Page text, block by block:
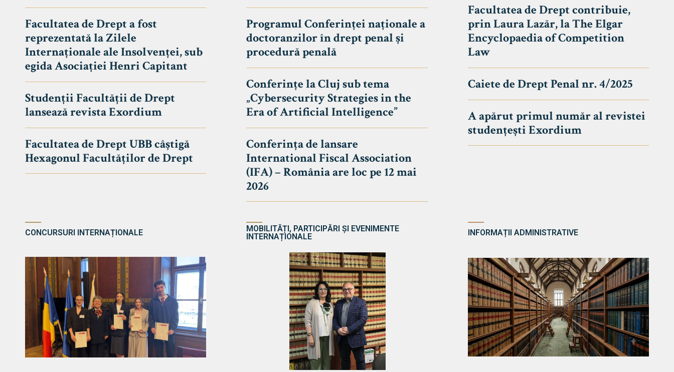
UNIVERSITATEA BABEȘ - BOLYAI
FACULTATEA
DE DREPT
Avizier Studenți
Studii
Admitere
Erasmus & Internațional
Știri
Echipa Facultății
Bibliotecă & Reviste
Facultatea de Drept a fost
reprezentată la Zilele
Internaționale ale Insolvenței, sub
egida Asociației Henri Capitant
Studenții Facultății de Drept
lansează revista Exordium
Facultatea de Drept UBB câștigă
Hexagonul Facultăților de Drept
Programul Conferinței naționale a
doctoranzilor în drept penal și
procedură penală
Conferințe la Cluj sub tema
„Cybersecurity Strategies in the
Era of Artificial Intelligence”
Conferința de lansare
International Fiscal Association
(IFA) – România are loc pe 12 mai
2026
Facultatea de Drept contribuie,
prin Laura Lazăr, la The Elgar
Encyclopaedia of Competition
Law
Caiete de Drept Penal nr. 4/2025
A apărut primul număr al revistei
studențești Exordium
CONCURSURI INTERNAȚIONALE
MOBILITĂȚI, PARTICIPĂRI ȘI EVENIMENTE
INTERNAȚIONALE
INFORMAȚII ADMINISTRATIVE